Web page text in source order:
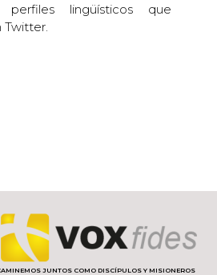
lingüísticos que
JUNTOS COMO DISCÍPULOS Y MISIONEROS